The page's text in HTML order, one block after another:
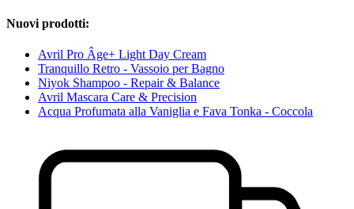
Nuovi prodotti:
Avril Pro Âge+ Light Day Cream
Tranquillo Retro - Vassoio per Bagno
Niyok Shampoo - Repair & Balance
Avril Mascara Care & Precision
Acqua Profumata alla Vaniglia e Fava Tonka - Coccola